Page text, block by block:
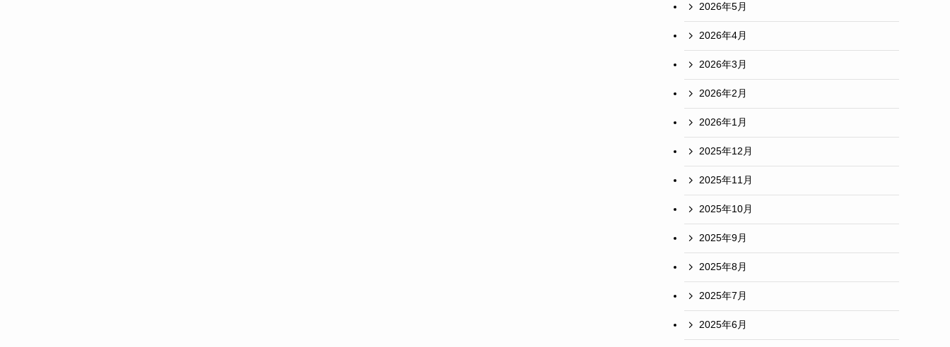
2026年5月
2026年4月
2026年3月
2026年2月
2026年1月
2025年12月
2025年11月
2025年10月
2025年9月
2025年8月
2025年7月
2025年6月